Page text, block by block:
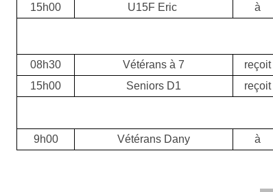
15h00
U15F Eric à
08h30 Vétérans à 7 reçoit
15h00
Seniors D1 reçoit
9h00 Vétérans Dany à